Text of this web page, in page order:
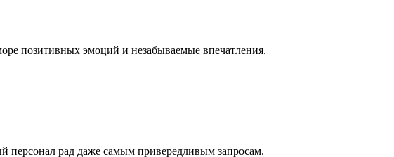
позитивных эмоций и незабываемые впечатления.
рад даже самым привередливым запросам.